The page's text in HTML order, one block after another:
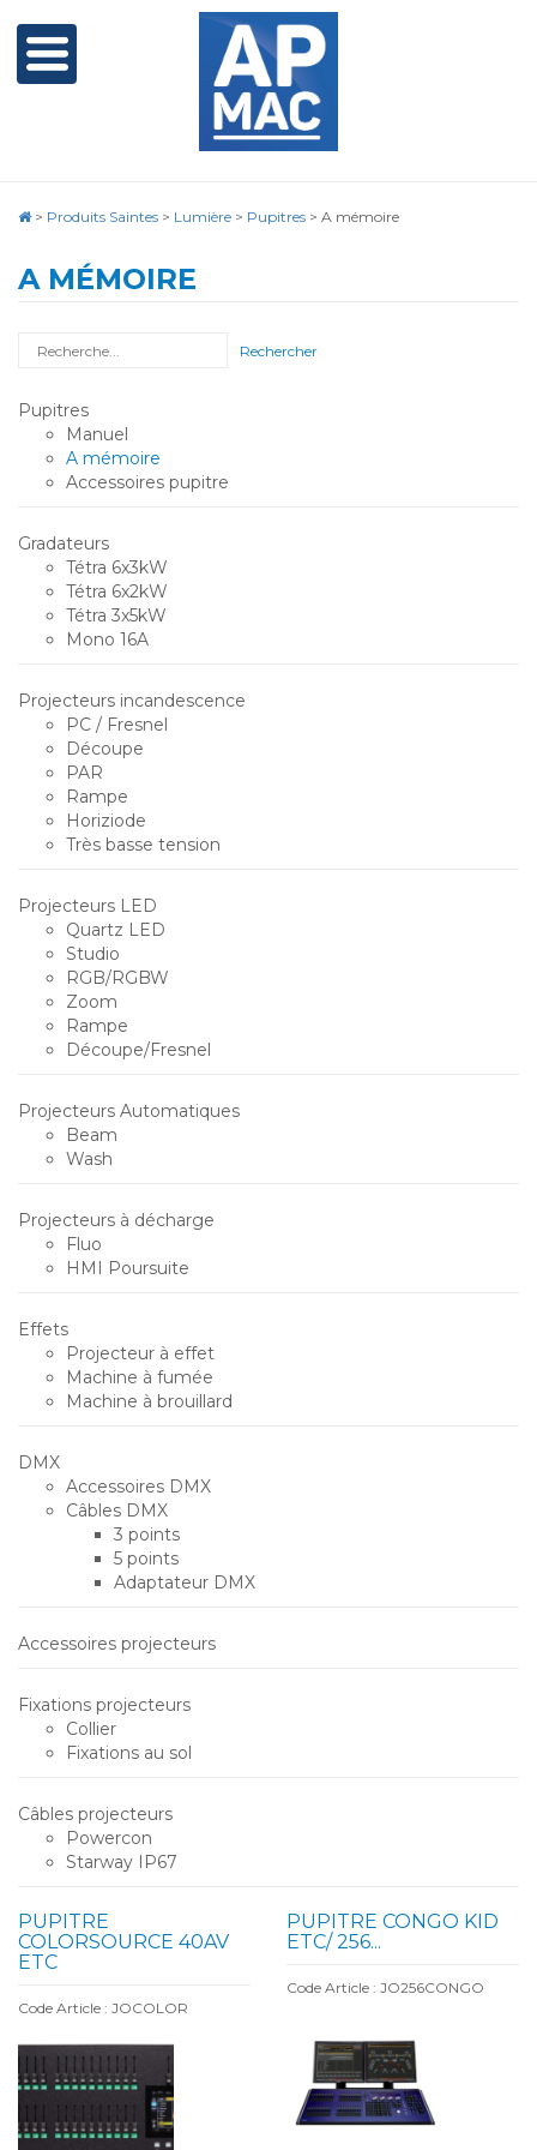
> Produits Saintes > Lumière > Pupitres > A mémoire
A MÉMOIRE
Rechercher
Pupitres
Manuel
A mémoire
Accessoires pupitre
Gradateurs
Tétra 6x3kW
Tétra 6x2kW
Tétra 3x5kW
Mono 16A
Projecteurs incandescence
PC / Fresnel
Découpe
PAR
Rampe
Horiziode
Très basse tension
Projecteurs LED
Quartz LED
Studio
RGB/RGBW
Zoom
Rampe
Découpe/Fresnel
Projecteurs Automatiques
Beam
Wash
Projecteurs à décharge
Fluo
HMI Poursuite
Effets
Projecteur à effet
Machine à fumée
Machine à brouillard
DMX
Accessoires DMX
Câbles DMX
3 points
5 points
Adaptateur DMX
Accessoires projecteurs
Fixations projecteurs
Collier
Fixations au sol
Câbles projecteurs
Powercon
Starway IP67
PUPITRE
COLORSOURCE 40AV
ETC
Code Article : JOCOLOR
PUPITRE CONGO KID
ETC/ 256...
Code Article : JO256CONGO